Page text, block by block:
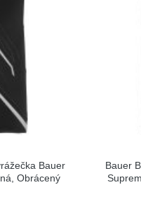
Bauer
Obrácený
Bauer